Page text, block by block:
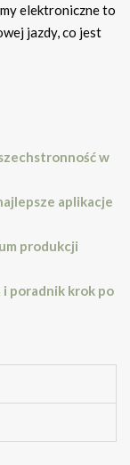
elektroniczne to
jazdy, co jest
w
aplikacje
produkcji
i poradnik krok po